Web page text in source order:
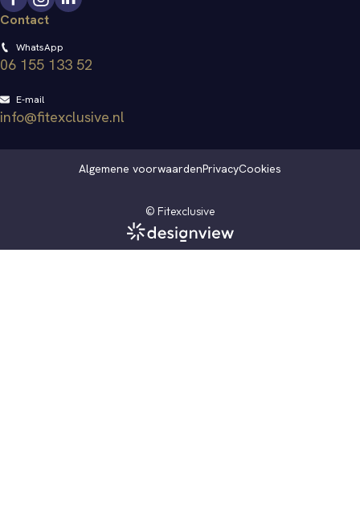
Contact
WhatsApp
06 155 133 52
E-mail
info@fitexclusive.nl
Algemene voorwaardenPrivacyCookies
© Fitexclusive